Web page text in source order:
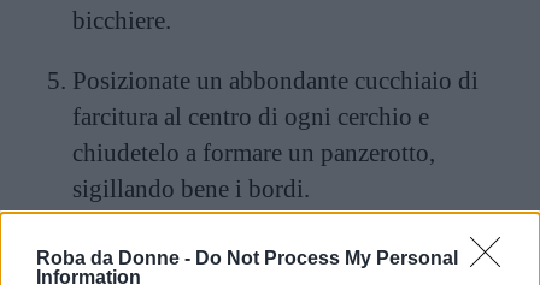
Roba da Donne - Do Not Process My Personal
Information
bicchiere.
Posizionate un abbondante cucchiaio di
farcitura al centro di ogni cerchio e
chiudetelo a formare un panzerotto,
sigillando bene i bordi.
Spennellate tutti i fiadoni con tuorlo